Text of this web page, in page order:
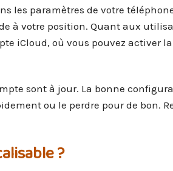
les paramètres de votre
à votre position. Quant aux
iCloud, où vous pouvez activer
sont à jour. La bonne
ou le perdre pour de bon.
?